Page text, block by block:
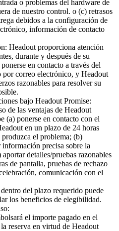
o problemas del hardware de
de nuestro control. o (c) retrasos
debidos a la configuración de
información de contacto
Headout proporciona atención
durante y después de su
en contacto a través del
por correo electrónico, y Headout
razonables para resolver su
bajo Headout Promise:
de las ventajas de Headout
(a) ponerse en contacto con el
en un plazo de 24 horas
produzca el problema; (b)
precisa sobre la
detalles/pruebas razonables
de pantalla, pruebas de rechazo
comunicación con el
del plazo requerido puede
los beneficios de elegibilidad.
el importe pagado en el
reserva en virtud de Headout